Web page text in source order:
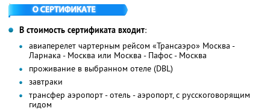
В стоимость сертификата входит:
авиаперелет чартерным рейсом «Трансаэро» Москва -
Ларнака - Москва или Москва - Пафос - Москва
проживание в выбранном отеле (DBL)
завтраки
трансфер аэропорт - отель - аэропорт, с русскоговорящим
гидом